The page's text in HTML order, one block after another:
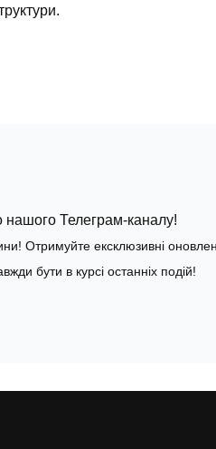
нашого Телеграм-каналу!
Отримуйте ексклюзивні
бути в курсі останніх подій!